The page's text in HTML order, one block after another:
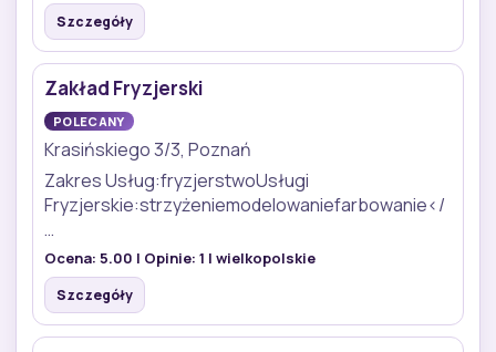
Szczegóły
Zakład Fryzjerski
POLECANY
Krasińskiego 3/3, Poznań
Zakres Usług:fryzjerstwoUsługi
Fryzjerskie:strzyżeniemodelowaniefarbowanie</
…
Ocena: 5.00 | Opinie: 1 | wielkopolskie
Szczegóły